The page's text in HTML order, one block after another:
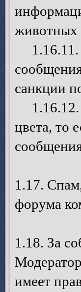
животных
1.16.11.
санкции
1.16.12.
цвета, то
1.17.
форума
1.18. За
имеет